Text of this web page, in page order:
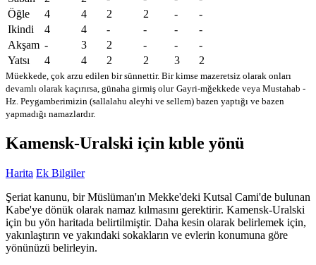
Öğle
4 4 2 2 -
-
Ikindi
4 4 - - -
-
Akşam - 3 2 - -
-
Yatsı
4 4 2 2 3 2
Müekkede, çok arzu edilen bir sünnettir. Bir kimse mazeretsiz olarak onları
devamlı olarak kaçırırsa, günaha girmiş olur Gayri-mğekkede veya Mustahab -
Hz. Peygamberimizin (sallalahu aleyhi ve sellem) bazen yaptığı ve bazen
yapmadığı namazlardır.
Kamensk-Uralski için kıble yönü
Harita Ek Bilgiler
Şeriat kanunu, bir Müslüman'ın Mekke'deki Kutsal Cami'de bulunan
Kabe'ye dönük olarak namaz kılmasını gerektirir. Kamensk-Uralski
için bu yön haritada belirtilmiştir. Daha kesin olarak belirlemek için,
yakınlaştırın ve yakındaki sokakların ve evlerin konumuna göre
yönünüzü belirleyin.